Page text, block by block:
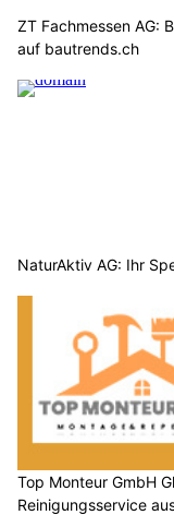
ZT Fachmessen AG:
auf bautrends.ch
NaturAktiv AG: Ihr
Top Monteur GmbH
Reinigungsservice